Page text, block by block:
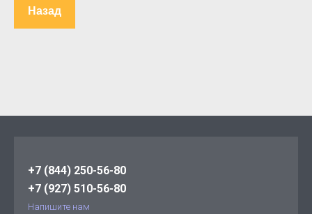
Назад
+7 (844) 250-56-80
+7 (927) 510-56-80
Напишите нам